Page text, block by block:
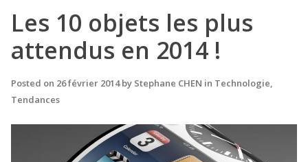
Les 10 objets les plus
attendus en 2014 !
Posted on 26 février 2014by Stephane CHEN in Technologie
Tendances